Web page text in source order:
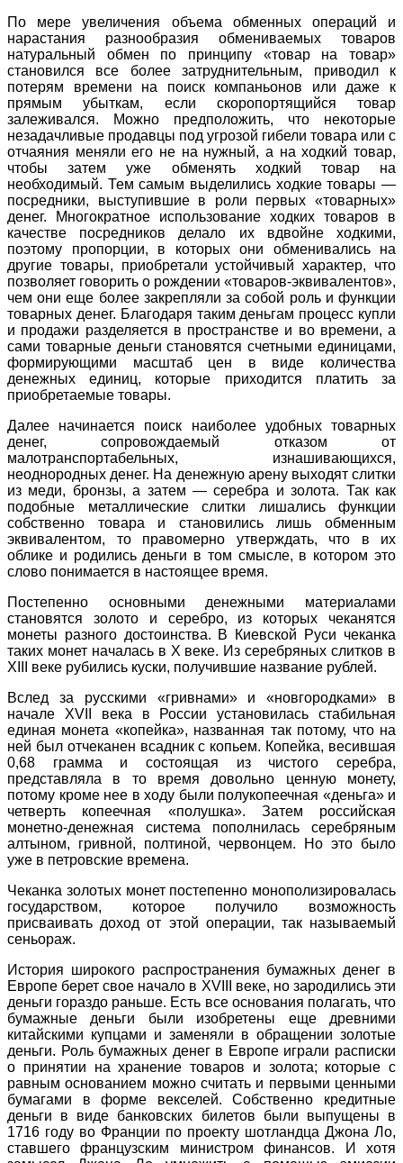
По мере увеличения объема обменных операций и
нарастания разнообразия обмениваемых товаров
натуральный обмен по принципу «товар на товар»
становился все более затруднительным, приводил к
потерям времени на поиск компаньонов или даже к
прямым убыткам, если скоропортящийся товар
залеживался. Можно предположить, что некоторые
незадачливые продавцы под угрозой гибели товара или с
отчаяния меняли его не на нужный, а на ходкий товар,
чтобы затем уже обменять ходкий товар на
необходимый. Тем самым выделились ходкие товары —
посредники, выступившие в роли первых «товарных»
денег. Многократное использование ходких товаров в
качестве посредников делало их вдвойне ходкими,
поэтому пропорции, в которых они обменивались на
другие товары, приобретали устойчивый характер, что
позволяет говорить о рождении «товаров-эквивалентов»,
чем они еще более закрепляли за собой роль и функции
товарных денег. Благодаря таким деньгам процесс купли
и продажи разделяется в пространстве и во времени, а
сами товарные деньги становятся счетными единицами,
формирующими масштаб цен в виде количества
денежных единиц, которые приходится платить за
приобретаемые товары.
Далее начинается поиск наиболее удобных товарных
денег, сопровождаемый отказом от
малотранспортабельных, изнашивающихся,
неоднородных денег. На денежную арену выходят слитки
из меди, бронзы, а затем — серебра и золота. Так как
подобные металлические слитки лишались функции
собственно товара и становились лишь обменным
эквивалентом, то правомерно утверждать, что в их
облике и родились деньги в том смысле, в котором это
слово понимается в настоящее время.
Постепенно основными денежными материалами
становятся золото и серебро, из которых чеканятся
монеты разного достоинства. В Киевской Руси чеканка
таких монет началась в Х веке. Из серебряных слитков в
XIII веке рубились куски, получившие название рублей.
Вслед за русскими «гривнами» и «новгородками» в
начале XVII века в России установилась стабильная
единая монета «копейка», названная так потому, что на
ней был отчеканен всадник с копьем. Копейка, весившая
0,68 грамма и состоящая из чистого серебра,
представляла в то время довольно ценную монету,
потому кроме нее в ходу были полукопеечная «деньга» и
четверть копеечная «полушка». Затем российская
монетно-денежная система пополнилась серебряным
алтыном, гривной, полтиной, червонцем. Но это было
уже в петровские времена.
Чеканка золотых монет постепенно монополизировалась
государством, которое получило возможность
присваивать доход от этой операции, так называемый
сеньораж.
История широкого распространения бумажных денег в
Европе берет свое начало в XVIII веке, но зародились эти
деньги гораздо раньше. Есть все основания полагать, что
бумажные деньги были изобретены еще древними
китайскими купцами и заменяли в обращении золотые
деньги. Роль бумажных денег в Европе играли расписки
о принятии на хранение товаров и золота; которые с
равным основанием можно считать и первыми ценными
бумагами в форме векселей. Собственно кредитные
деньги в виде банковских билетов были выпущены в
1716 году во Франции по проекту шотландца Джона Ло,
ставшего французским министром финансов. И хотя